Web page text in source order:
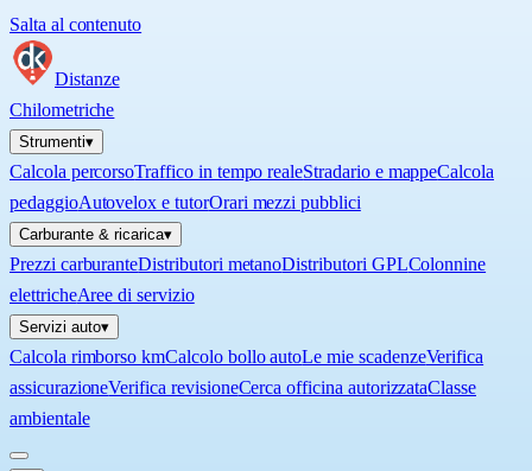
Salta al contenuto
Distanze
Chilometriche
Strumenti▾
Calcola percorsoTraffico in tempo realeStradario e mappeCalcola
pedaggioAutovelox e tutorOrari mezzi pubblici
Carburante & ricarica▾
Prezzi carburanteDistributori metanoDistributori GPLColonnine
elettricheAree di servizio
Servizi auto▾
Calcola rimborso kmCalcolo bollo autoLe mie scadenzeVerifica
assicurazioneVerifica revisioneCerca officina autorizzataClasse
ambientale